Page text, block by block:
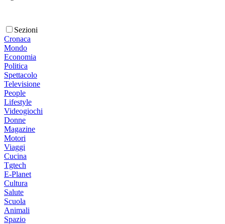
Sezioni
Cronaca
Mondo
Economia
Politica
Spettacolo
Televisione
People
Lifestyle
Videogiochi
Donne
Magazine
Motori
Viaggi
Cucina
Tgtech
E-Planet
Cultura
Salute
Scuola
Animali
Spazio